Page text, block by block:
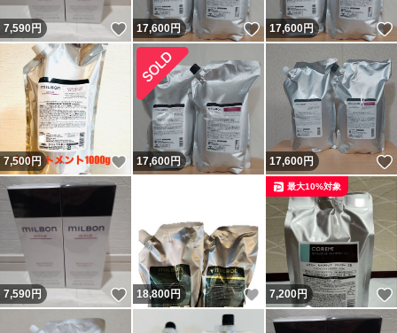
7,590円 いいね！
17,600円 いいね！
17,600円
7,500円 いいね！
17,600円 17,600円
7,590円 いいね！
18,800円 いいね！
7,200円
最大10%対象